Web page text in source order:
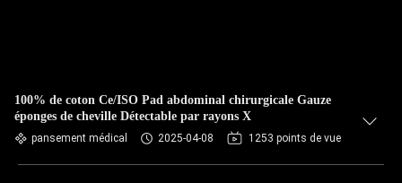
100% de coton Ce/ISO Pad abdominal chirurgicale Gauze
éponges de cheville Détectable par rayons X
pansement médical 2025-04-08 1253 points de vue